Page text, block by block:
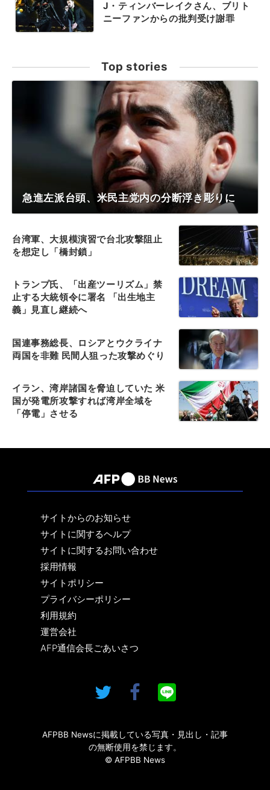
J・ティンバーレイクさん、ブリト
ニーファンからの批判受け謝罪
Top stories
急進左派台頭、米民主党内の分断浮き彫りに
台湾軍、大規模演習で台北攻撃阻止
を想定し「橋封鎖」
トランプ氏、「出産ツーリズム」禁
止する大統領令に署名 「出生地主
義」見直し継続へ
国連事務総長、ロシアとウクライナ
両国を非難 民間人狙った攻撃めぐり
イラン、湾岸諸国を脅迫していた 米
国が発電所攻撃すれば湾岸全域を
「停電」させる
サイトからのお知らせ
サイトに関するヘルプ
サイトに関するお問い合わせ
採用情報
サイトポリシー
プライバシーポリシー
利用規約
運営会社
AFP通信会長ごあいさつ
AFPBB Newsに掲載している写真・見出し・記事
の無断使用を禁じます。
© AFPBB News